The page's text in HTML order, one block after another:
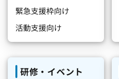
緊急支援枠向け
活動支援向け
研修・イベント